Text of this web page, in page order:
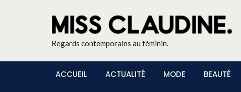
Regards contemporains au féminin.
ACCUEIL ACTUALITÉ MODE BEAUTÉ